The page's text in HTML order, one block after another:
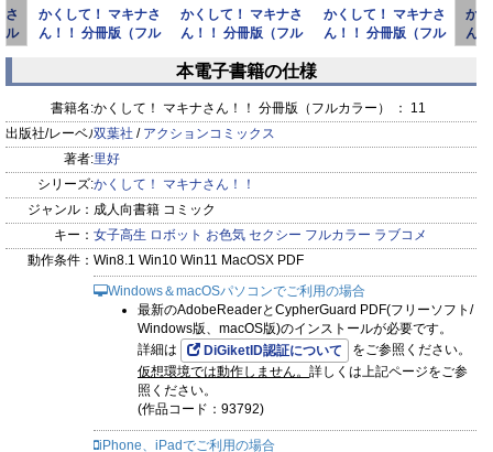
さ
ル
かくして！ マキナさ
ん！！ 分冊版（フル
かくして！ マキナさ
ん！！ 分冊版（フル
かくして！ マキナさ
ん！！ 分冊版（フル
か
ん
prev next
本電子書籍の仕様
書籍名:かくして！ マキナさん！！ 分冊版（フルカラー） ： 11
出版社/レーベル:双葉社 / アクションコミックス
著者:里好
シリーズ:かくして！ マキナさん！！
ジャンル： 成人向書籍 コミック
キー： 女子高生 ロボット お色気 セクシー フルカラー ラブコメ
動作条件： Win8.1 Win10 Win11 MacOSX PDF
Windows＆macOSパソコンでご利用の場合
最新のAdobeReaderとCypherGuard PDF(フリーソフト/
Windows版、macOS版)のインストールが必要です。
詳細は
DiGiketID認証について
をご参照ください。
仮想環境では動作しません。 詳しくは上記ページをご参
照ください。
(作品コード：93792)
iPhone、iPadでご利用の場合